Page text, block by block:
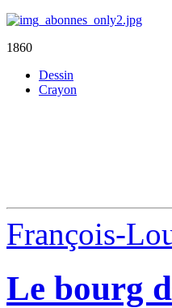
1860
Dessin
Crayon
François-
Le bourg